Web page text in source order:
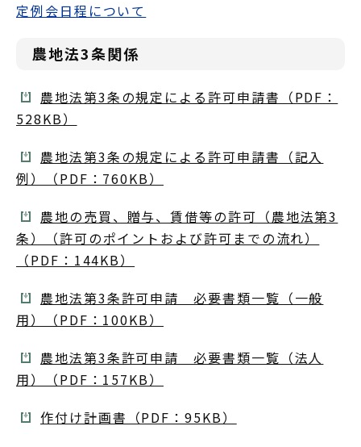
定例会日程について
農地法3条関係
農地法第3条の規定による許可申請書（PDF：
528KB）
農地法第3条の規定による許可申請書（記入
例）（PDF：760KB）
農地の売買、贈与、賃借等の許可（農地法第3
条）（許可のポイントおよび許可までの流れ）
（PDF：144KB）
農地法第3条許可申請 必要書類一覧（一般
用）（PDF：100KB）
農地法第3条許可申請 必要書類一覧（法人
用）（PDF：157KB）
作付け計画書（PDF：95KB）